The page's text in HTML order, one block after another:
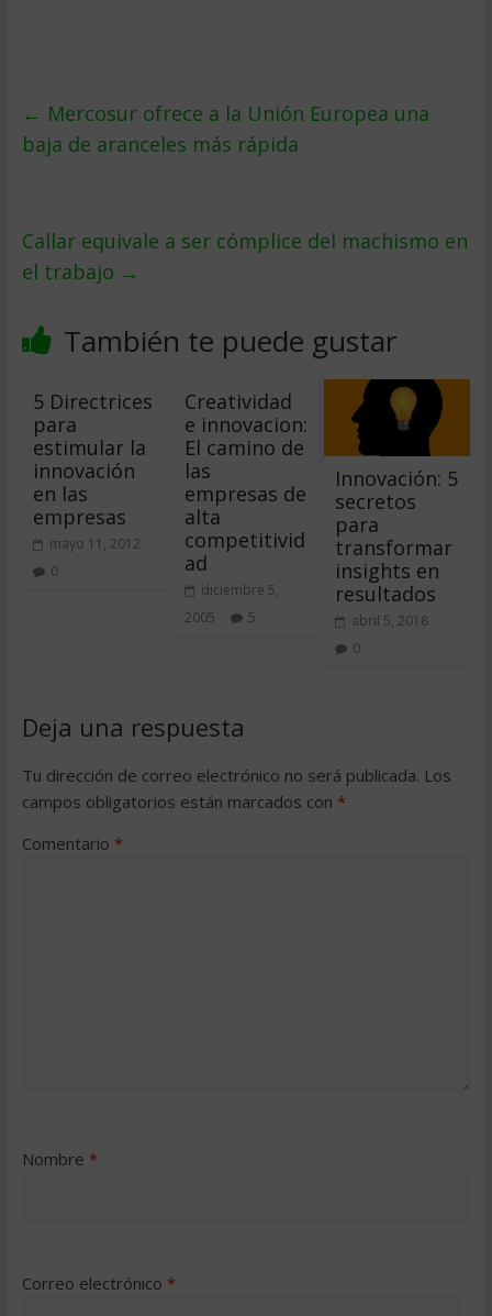
← Mercosur ofrece a la Unión Europea una
baja de aranceles más rápida
Callar equivale a ser cómplice del machismo en
el trabajo →
También te puede gustar
5 Directrices
para
estimular la
innovación
en las
empresas
mayo 11, 2012
0
Creatividad
e innovacion:
El camino de
las
empresas de
alta
competitivid
ad
diciembre 5,
2005
5
Innovación: 5
secretos
para
transformar
insights en
resultados
abril 5, 2018
0
Deja una respuesta
Tu dirección de correo electrónico no será publicada. Los
campos obligatorios están marcados con *
Comentario *
Nombre *
Correo electrónico *